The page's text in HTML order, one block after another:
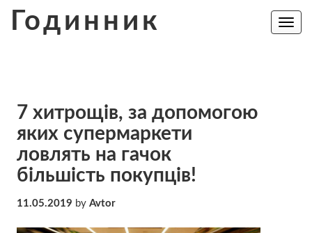
Годинник
Toggle
7 хитрощів, за допомогою
яких супермаркети
ловлять на гачок
більшість покупців!
11.05.2019 by Avtor